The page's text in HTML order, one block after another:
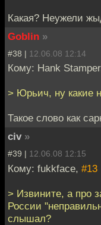
Какая? Неужели
Goblin »
#38 | 12.06.08 12:14
Кому: Hank
> Юрьич, ну какие
Такое слово как
civ »
#39 | 12.06.08 12:15
Кому: fukkface, #13
> Извините, а про
России
слышал?